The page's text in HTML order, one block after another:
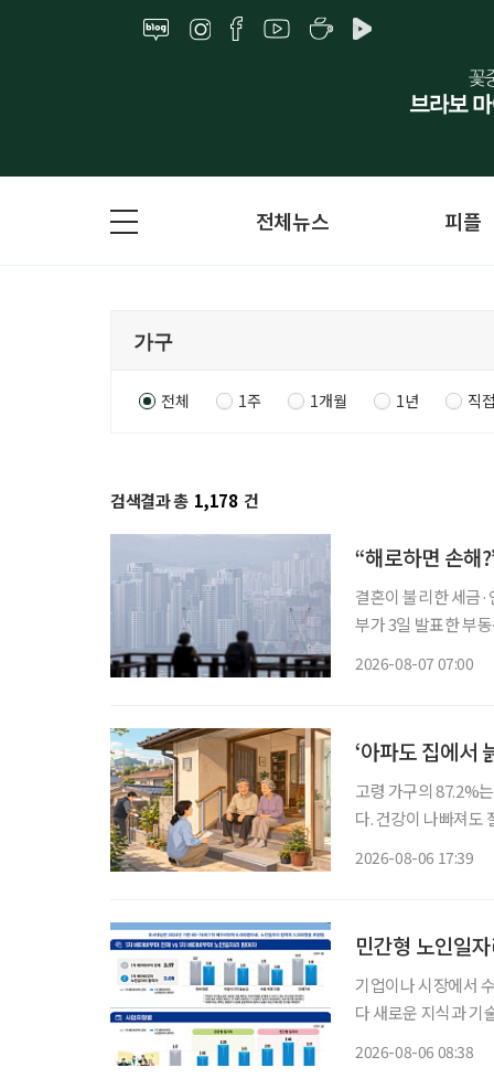
전체뉴스 피플
전체 1주 1개월 1년 직
검색결과 총 1,178 건
“해로하면 손해
결혼이 불리한 세금·
부가 3일 발표한 부
2026-08-07 07:00
‘아파도 집에서
고령 가구의 87.2%
다. 건강이 나빠져도
2026-08-06 17:39
민간형 노인일
기업이나 시장에서
다 새로운 지식과 기
2026-08-06 08:38